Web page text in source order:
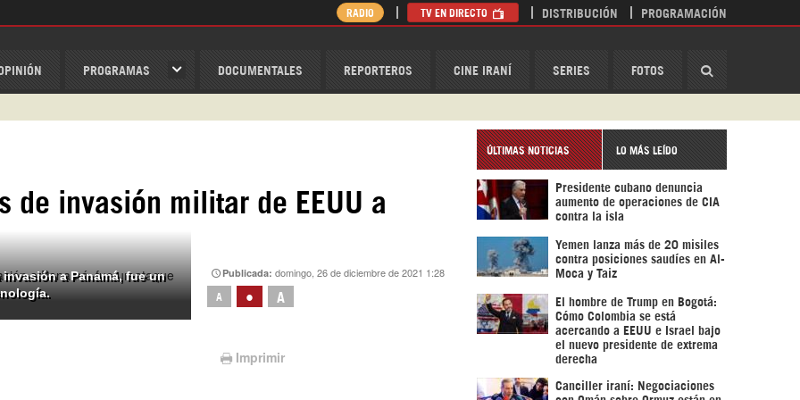
PROGRAMAS DOCUMENTALES REPORTEROS CINE IRANÍ SERIES FOTOS
RADIO TV EN DIRECTO DISTRIBUCIÓN PROGRAMACIÓN
de invasión militar de EEUU a
a Panamá, fue un
Publicada:domingo, 26 de diciembre de 2021 1:28
A • A
Imprimir
ÚLTIMAS NOTICIAS LO MÁS LEÍDO
Presidente cubano denuncia
aumento de operaciones de CIA
contra la isla
Yemen lanza más de 20 misiles
contra posiciones saudíes en Al-
Moca y Taiz
El hombre de Trump en Bogotá:
Cómo Colombia se está
acercando a EEUU e Israel bajo
el nuevo presidente de extrema
derecha
Canciller iraní: Negociaciones
con Omán sobre Ormuz están en